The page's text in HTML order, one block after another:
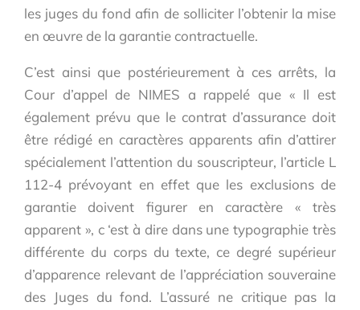
les juges du fond afin de solliciter l’obtenir la mise
en œuvre de la garantie contractuelle.
C’est ainsi que postérieurement à ces arrêts, la
Cour d’appel de NIMES a rappelé que « Il est
également prévu que le contrat d’assurance doit
être rédigé en caractères apparents afin d’attirer
spécialement l’attention du souscripteur, l’article L
112-4 prévoyant en effet que les exclusions de
garantie doivent figurer en caractère « très
apparent », c ‘est à dire dans une typographie très
différente du corps du texte, ce degré supérieur
d’apparence relevant de l’appréciation souveraine
des Juges du fond. L’assuré ne critique pas la